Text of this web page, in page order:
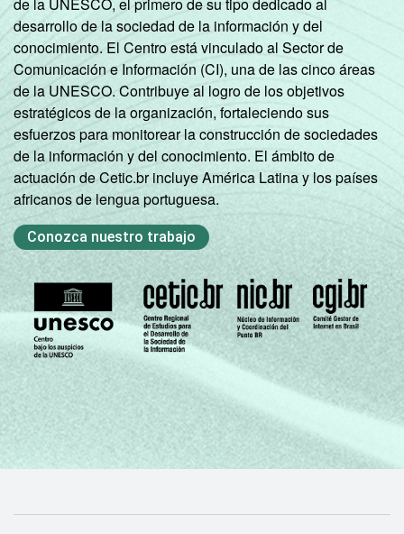
desarrollo de la sociedad de la información y del
conocimiento. El Centro está vinculado al Sector de
Comunicación e Información (CI), una de las cinco áreas
de la UNESCO. Contribuye al logro de los objetivos
estratégicos de la organización, fortaleciendo sus
esfuerzos para monitorear la construcción de sociedades
de la información y del conocimiento. El ámbito de
actuación de Cetic.br incluye América Latina y los países
africanos de lengua portuguesa.
Conozca nuestro trabajo